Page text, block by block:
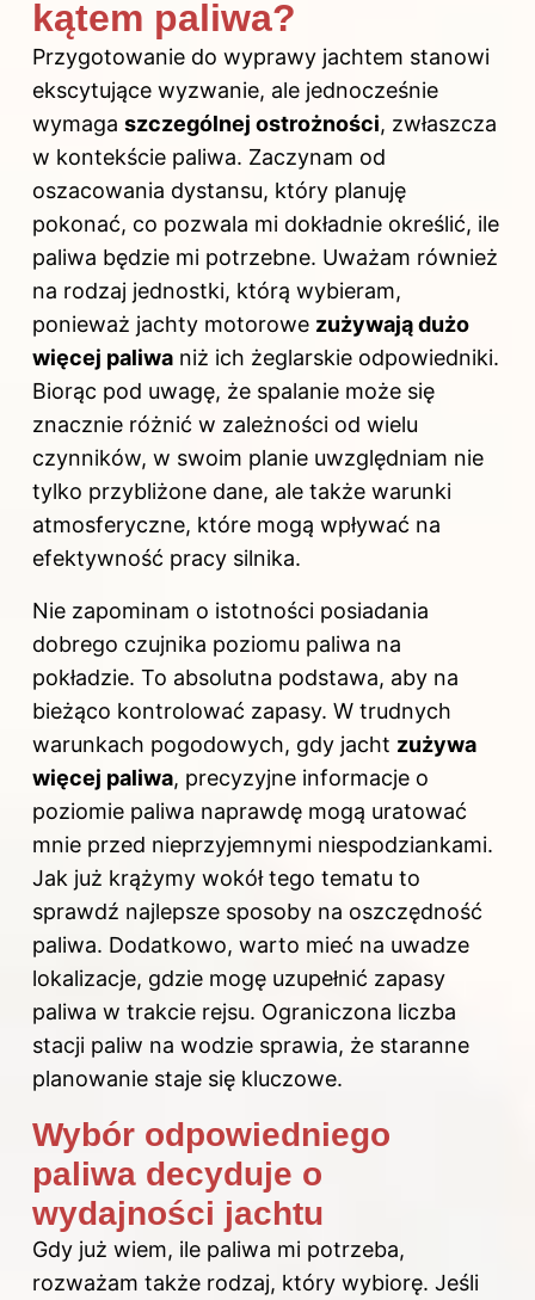
kątem paliwa?
Przygotowanie do wyprawy jachtem stanowi
ekscytujące wyzwanie, ale jednocześnie
wymaga szczególnej ostrożności, zwłaszcza
w kontekście paliwa. Zaczynam od
oszacowania dystansu, który planuję
pokonać, co pozwala mi dokładnie określić, ile
paliwa będzie mi potrzebne. Uważam również
na rodzaj jednostki, którą wybieram,
ponieważ jachty motorowe zużywają dużo
więcej paliwa niż ich żeglarskie odpowiedniki.
Biorąc pod uwagę, że spalanie może się
znacznie różnić w zależności od wielu
czynników, w swoim planie uwzględniam nie
tylko przybliżone dane, ale także warunki
atmosferyczne, które mogą wpływać na
efektywność pracy silnika.
Nie zapominam o istotności posiadania
dobrego czujnika poziomu paliwa na
pokładzie. To absolutna podstawa, aby na
bieżąco kontrolować zapasy. W trudnych
warunkach pogodowych, gdy jacht zużywa
więcej paliwa, precyzyjne informacje o
poziomie paliwa naprawdę mogą uratować
mnie przed nieprzyjemnymi niespodziankami.
Jak już krążymy wokół tego tematu to
sprawdź najlepsze sposoby na oszczędność
paliwa. Dodatkowo, warto mieć na uwadze
lokalizacje, gdzie mogę uzupełnić zapasy
paliwa w trakcie rejsu. Ograniczona liczba
stacji paliw na wodzie sprawia, że staranne
planowanie staje się kluczowe.
Wybór odpowiedniego
paliwa decyduje o
wydajności jachtu
Gdy już wiem, ile paliwa mi potrzeba,
rozważam także rodzaj, który wybiorę. Jeśli